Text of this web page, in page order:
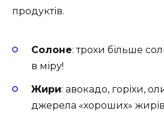
продуктів.
Солоне: трохи більше
в міру!
Жири: авокадо, горіхи,
джерела «хороших»